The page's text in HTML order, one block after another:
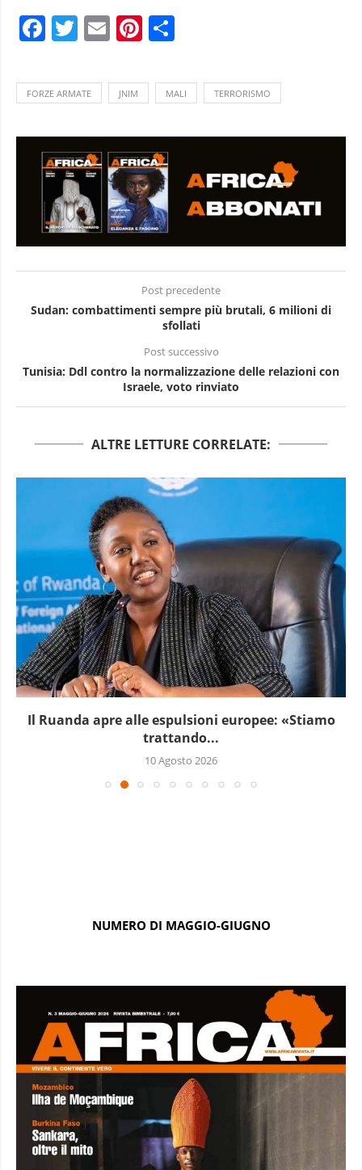
Facebook
Twitter
EmailPinterest
FORZE ARMATE JNIM MALI TERRORISMO
Post precedente
Sudan: combattimenti sempre più brutali, 6 milioni di
sfollati
Post successivo
Tunisia: Ddl contro la normalizzazione delle relazioni con
Israele, voto rinviato
ALTRE LETTURE CORRELATE:
Il Ruanda apre alle espulsioni europee: «Stiamo
trattando...
10 Agosto 2026
NUMERO DI MAGGIO-GIUGNO